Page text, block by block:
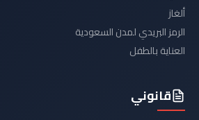
ألغاز
الرمز البريدي لمدن السعودية
العناية بالطفل
قانوني